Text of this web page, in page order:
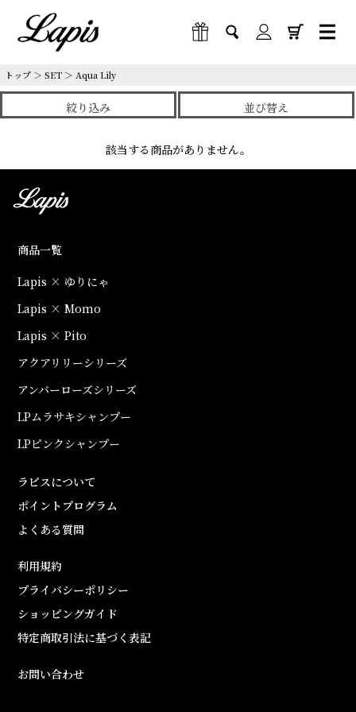
トップ ＞ SET ＞ Aqua Lily
絞り込み 並び替え
該当する商品がありません。
商品一覧
Lapis × ゆりにゃ
Lapis × Momo
Lapis × Pito
アクアリリーシリーズ
アンバーローズシリーズ
LPムラサキシャンプー
LPピンクシャンプー
ラピスについて
ポイントプログラム
よくある質問
利用規約
プライバシーポリシー
ショッピングガイド
特定商取引法に基づく表記
お問い合わせ